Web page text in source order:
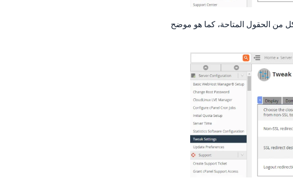
من الحقول المتاحة، كما هو موضح